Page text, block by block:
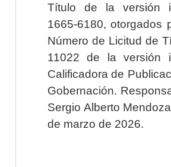
Título de la versión
1665-6180, otorgados
Número de Licitud de
11022 de la versión
Calificadora de
Gobernación.
Sergio Alberto
de marzo de 2026.